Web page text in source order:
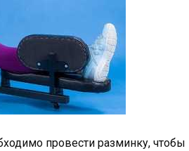
провести разминку, чтобы